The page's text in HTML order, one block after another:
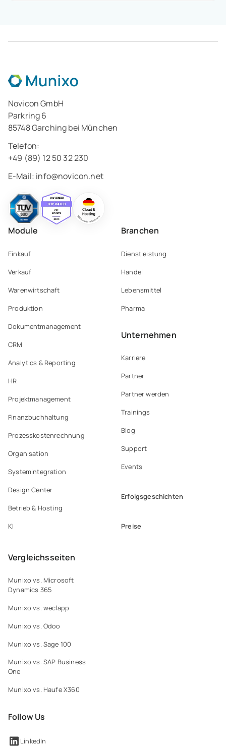
Novicon GmbH
Parkring 6
85748 Garching bei München
Telefon:
+49 (89) 12 50 32 230
E-Mail: info@novicon.net
Module
Einkauf
Verkauf
Warenwirtschaft
Produktion
Dokumentmanagement
CRM
Analytics & Reporting
HR
Projektmanagement
Finanzbuchhaltung
Prozesskostenrechnung
Organisation
Systemintegration
Design Center
Betrieb & Hosting
KI
Branchen
Dienstleistung
Handel
Lebensmittel
Pharma
Unternehmen
Karriere
Partner
Partner werden
Trainings
Blog
Support
Events
Erfolgsgeschichten
Preise
Vergleichsseiten
Munixo vs. Microsoft
Dynamics 365
Munixo vs. weclapp
Munixo vs. Odoo
Munixo vs. Sage 100
Munixo vs. SAP Business
One
Munixo vs. Haufe X360
Follow Us
LinkedIn